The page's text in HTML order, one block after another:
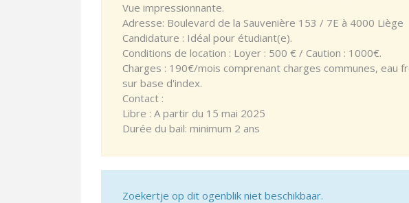
Vue impressionnante.
Adresse: Boulevard de la Sauvenière 153 / 7E à 4000 Liège
Candidature : Idéal pour étudiant(e).
Conditions de location : Loyer : 500 € / Caution : 1000€.
Charges : 190€/mois comprenant charges communes, eau
sur base d'index.
Contact :
Libre : A partir du 15 mai 2025
Durée du bail: minimum 2 ans
Zoekertje op dit ogenblik niet beschikbaar.